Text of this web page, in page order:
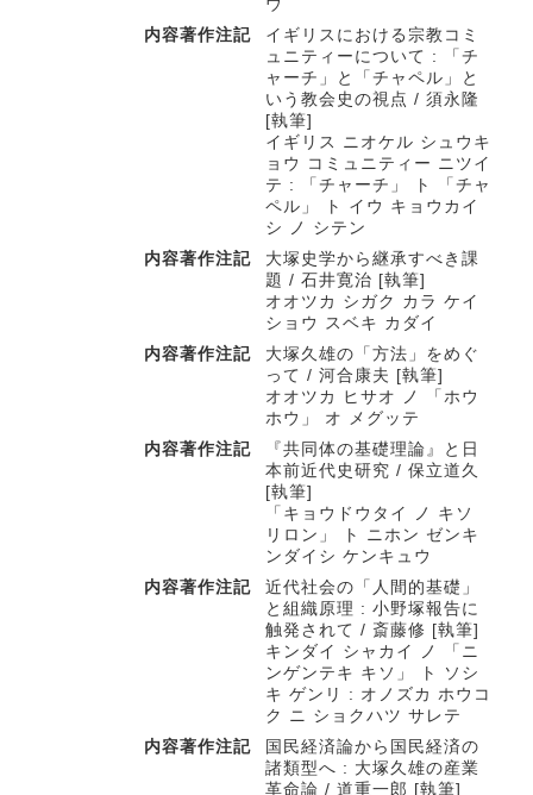
内容著作注記
イギリスにおける宗教コミ
ュニティーについて : 「チ
ャーチ」と「チャペル」と
いう教会史の視点 / 須永隆
[執筆]
イギリス ニオケル シュウキ
ョウ コミュニティー ニツイ
テ : 「チャーチ」 ト 「チャ
ペル」 ト イウ キョウカイ
シ ノ シテン
内容著作注記
大塚史学から継承すべき課
題 / 石井寛治 [執筆]
オオツカ シガク カラ ケイ
ショウ スベキ カダイ
内容著作注記
大塚久雄の「方法」をめぐ
って / 河合康夫 [執筆]
オオツカ ヒサオ ノ 「ホウ
ホウ」 オ メグッテ
内容著作注記
『共同体の基礎理論』と日
本前近代史研究 / 保立道久
[執筆]
「キョウドウタイ ノ キソ
リロン」 ト ニホン ゼンキ
ンダイシ ケンキュウ
内容著作注記
近代社会の「人間的基礎」
と組織原理 : 小野塚報告に
触発されて / 斎藤修 [執筆]
キンダイ シャカイ ノ 「ニ
ンゲンテキ キソ」 ト ソシ
キ ゲンリ : オノズカ ホウコ
ク ニ ショクハツ サレテ
内容著作注記
国民経済論から国民経済の
諸類型へ : 大塚久雄の産業
革命論 / 道重一郎 [執筆]